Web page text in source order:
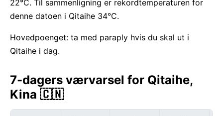
22°C. Til sammenligning er rekordtemperaturen for
denne datoen i Qitaihe 34°C.
Hovedpoenget: ta med paraply hvis du skal ut i
Qitaihe i dag.
7-dagers værvarsel for Qitaihe,
Kina 🇨🇳